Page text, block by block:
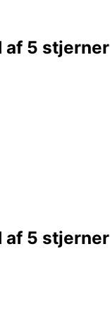
af 5 stjerner
af 5 stjerner